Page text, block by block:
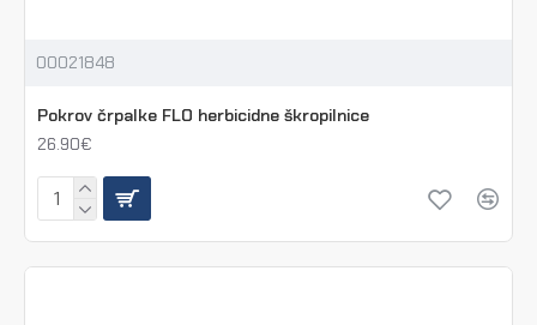
00021848
Pokrov črpalke FLO herbicidne škropilnice
26.90€